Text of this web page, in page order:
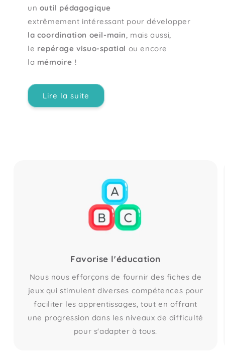
un outil pédagogique
extrêmement intéressant pour développer
la coordination oeil-main, mais aussi,
le repérage visuo-spatial ou encore
la mémoire !
Lire la suite
Favorise l'éducation
Nous nous efforçons de fournir des fiches de
jeux qui stimulent diverses compétences pour
faciliter les apprentissages, tout en offrant
une progression dans les niveaux de difficulté
pour s'adapter à tous.